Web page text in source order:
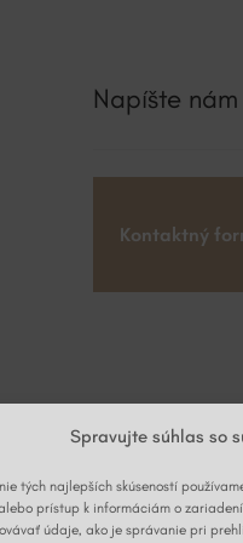
Spravujte súhlas so
tých najlepších skúseností
prístup k informáciám o
údaje, ako je správanie pri
Napíšte nám
Kontaktný